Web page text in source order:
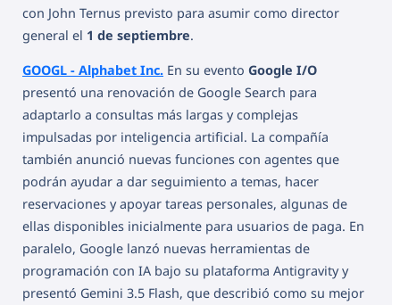
con John Ternus previsto para asumir como director
general el 1 de septiembre.
GOOGL - Alphabet Inc. En su evento Google I/O
presentó una renovación de Google Search para
adaptarlo a consultas más largas y complejas
impulsadas por inteligencia artificial. La compañía
también anunció nuevas funciones con agentes que
podrán ayudar a dar seguimiento a temas, hacer
reservaciones y apoyar tareas personales, algunas de
ellas disponibles inicialmente para usuarios de paga. En
paralelo, Google lanzó nuevas herramientas de
programación con IA bajo su plataforma Antigravity y
presentó Gemini 3.5 Flash, que describió como su mejor